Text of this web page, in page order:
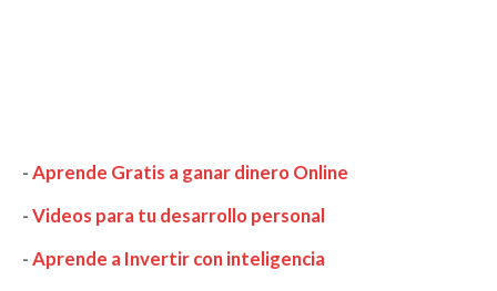
-Aprende Gratis a ganar dinero Online
-Videos para tu desarrollo personal
-Aprende a Invertir con inteligencia